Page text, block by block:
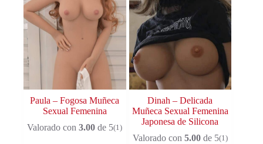
Paula – Fogosa Muñeca
Sexual Femenina
Valorado con3.00 de 5(1)
Dinah – Delicada
Muñeca Sexual Femenina
Japonesa de Silicona
Valorado con 5.00de 5(1)